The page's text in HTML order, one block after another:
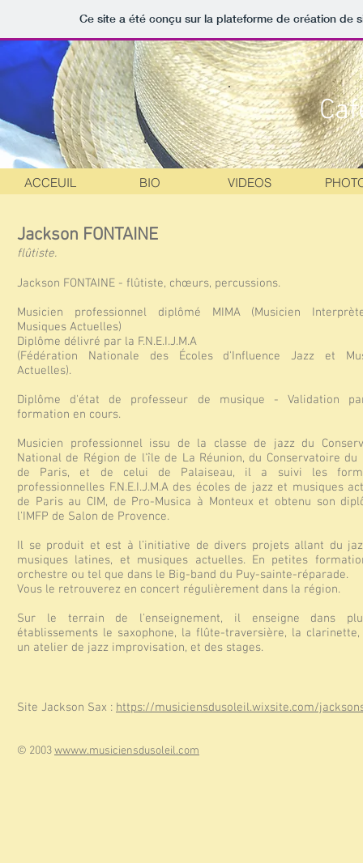
Ce site a été conçu sur la plateforme de création de
ACCEUIL BIO VIDEOS
Jackson FONTAINE
flûtiste.
Jackson FONTAINE - flûtiste, chœurs, percussions.
Musicien professionnel diplômé MIMA (Musicien
Musiques Actuelles)
Diplôme délivré par la F.N.E.I.J.M.A
(Fédération Nationale des Écoles d'Influence Jazz et
Actuelles).
​Diplôme d'état de professeur de musique - Validation
formation en cours.
Musicien professionnel issu de la classe de jazz du
National de Région de l'île de La Réunion, du Conservatoire du
de Paris, et de celui de Palaiseau, il a suivi les
professionnelles F.N.E.I.J.M.A des écoles de jazz et musiques
de Paris au CIM, de Pro-Musica à Monteux et obtenu son
l'IMFP de Salon de Provence.
Il se produit et est à l’initiative de divers projets allant du
musiques latines, et musiques actuelles. En petites
orchestre ou tel que dans le Big-band du Puy-sainte-réparade.
Vous le retrouverez en concert régulièrement dans la région.
Sur le terrain de l'enseignement, il enseigne dans
établissements le saxophone, la flûte-traversière, la
un atelier de jazz improvisation, et des stages.
Site Jackson Sax : https://musiciensdusoleil.wixsite.com/
© 2003wwww.musiciensdusoleil.com